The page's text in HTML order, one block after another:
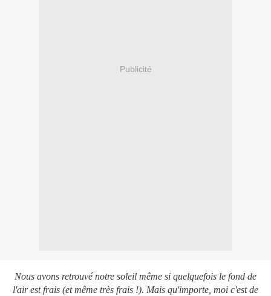
Publicité
Nous avons retrouvé notre soleil même si quelquefois le fond de
l'air est frais (et même très frais !). Mais qu'importe, moi c'est de